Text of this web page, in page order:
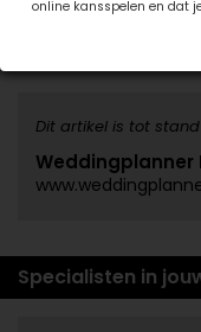
online kansspelen en dat
Dit artikel is tot
Weddingplanner
Specialisten in